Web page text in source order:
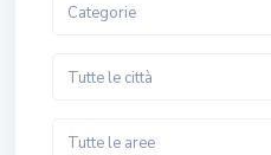
Categorie
Tutte le città
Tutte le aree